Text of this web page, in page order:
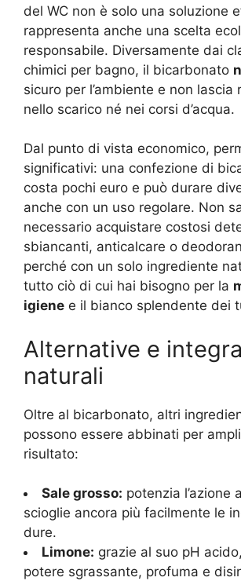
del WC non è solo una soluzione
rappresenta anche una scelta
responsabile. Diversamente dai
chimici per bagno, il bicarbonato
sicuro per l’ambiente e non lascia
nello scarico né nei corsi d’acqua.
Dal punto di vista economico,
significativi: una confezione di
costa pochi euro e può durare
anche con un uso regolare. Non
necessario acquistare costosi
sbiancanti, anticalcare o
perché con un solo ingrediente
tutto ciò di cui hai bisogno per la
igiene e il bianco splendente dei
Alternative e
naturali
Oltre al bicarbonato, altri
possono essere abbinati per
risultato:
Sale grosso: potenzia l’azione
scioglie ancora più facilmente le
dure.
Limone: grazie al suo pH
potere sgrassante, profuma e